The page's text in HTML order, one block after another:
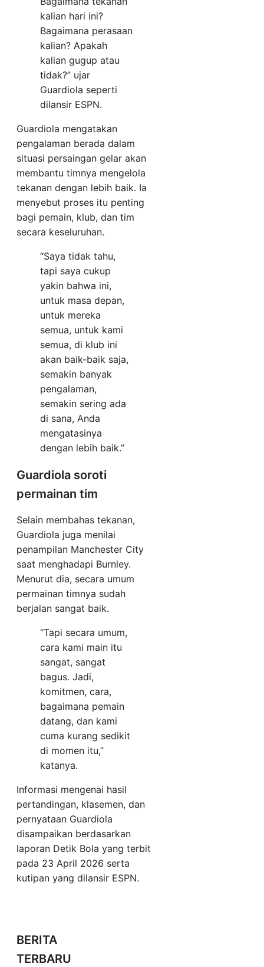
kalian hari ini?
Bagaimana perasaan
kalian? Apakah
kalian gugup atau
tidak?” ujar
Guardiola seperti
dilansir ESPN.
Guardiola mengatakan
pengalaman berada dalam
situasi persaingan gelar akan
membantu timnya mengelola
tekanan dengan lebih baik. Ia
menyebut proses itu penting
bagi pemain, klub, dan tim
secara keseluruhan.
“Saya tidak tahu,
tapi saya cukup
yakin bahwa ini,
untuk masa depan,
untuk mereka
semua, untuk kami
semua, di klub ini
akan baik-baik saja,
semakin banyak
pengalaman,
semakin sering ada
di sana, Anda
mengatasinya
dengan lebih baik.”
Guardiola soroti
permainan tim
Selain membahas tekanan,
Guardiola juga menilai
penampilan Manchester City
saat menghadapi Burnley.
Menurut dia, secara umum
permainan timnya sudah
berjalan sangat baik.
“Tapi secara umum,
cara kami main itu
sangat, sangat
bagus. Jadi,
komitmen, cara,
bagaimana pemain
datang, dan kami
cuma kurang sedikit
di momen itu,”
katanya.
Informasi mengenai hasil
pertandingan, klasemen, dan
pernyataan Guardiola
disampaikan berdasarkan
laporan Detik Bola yang terbit
pada 23 April 2026 serta
kutipan yang dilansir ESPN.
BERITA
TERBARU